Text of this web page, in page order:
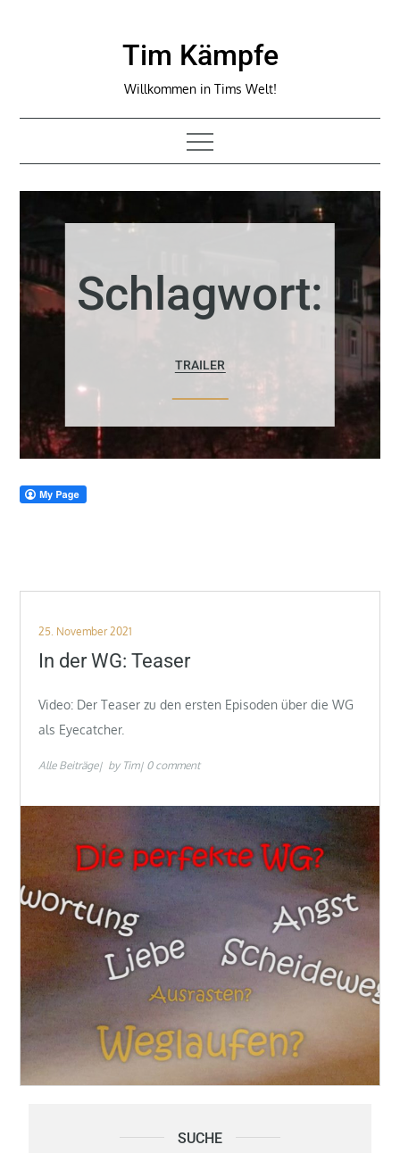
Tim Kämpfe
Willkommen in Tims Welt!
Schlagwort:
TRAILER
Posted
on
25. November 2021
In der WG: Teaser
Video: Der Teaser zu den ersten Episoden über die WG
als Eyecatcher.
Alle Beiträge by Tim 0 comment
SUCHE